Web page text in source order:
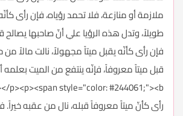
ملازمة أو منازعة، فلا تحمد رؤياه، فإن رأى
طويلاً، وتدل هذه الرؤيا علىِ أنّ صاحبها يصالح
فإن رأى كأنّه يقبل ميتاً مجهولاً، نالت مالاً
رأى كأنّ ميتاً معروفاً قبله، نال من عقبه خيراً.